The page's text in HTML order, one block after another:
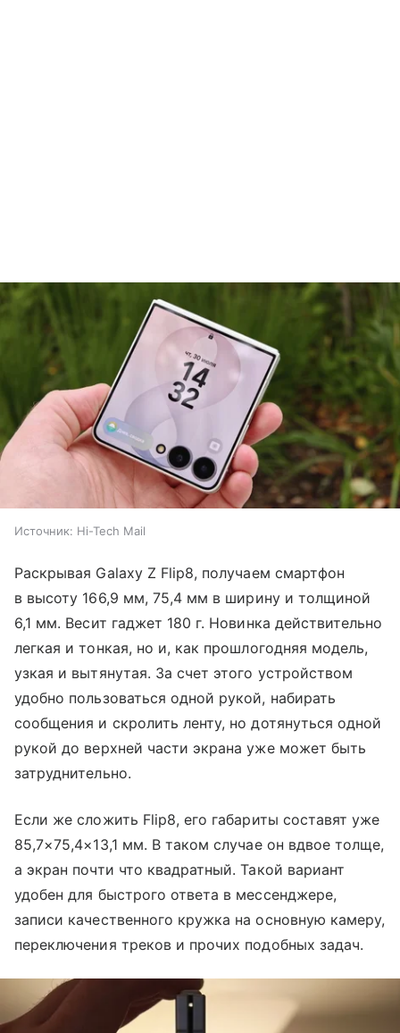
Источник: Hi-Tech Mail
Раскрывая Galaxy Z Flip8, получаем смартфон
в высоту 166,9 мм, 75,4 мм в ширину и толщиной
6,1 мм. Весит гаджет 180 г. Новинка действительно
легкая и тонкая, но и, как прошлогодняя модель,
узкая и вытянутая. За счет этого устройством
удобно пользоваться одной рукой, набирать
сообщения и скролить ленту, но дотянуться одной
рукой до верхней части экрана уже может быть
затруднительно.
Если же сложить Flip8, его габариты составят уже
85,7×75,4×13,1 мм. В таком случае он вдвое толще,
а экран почти что квадратный. Такой вариант
удобен для быстрого ответа в мессенджере,
записи качественного кружка на основную камеру,
переключения треков и прочих подобных задач.